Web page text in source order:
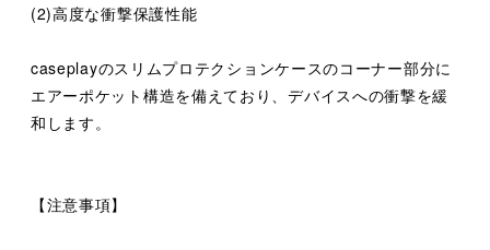
(2)高度な衝撃保護性能
caseplayのスリムプロテクションケースのコーナー部分に
エアーポケット構造を備えており、デバイスへの衝撃を緩
和します。
【注意事項】